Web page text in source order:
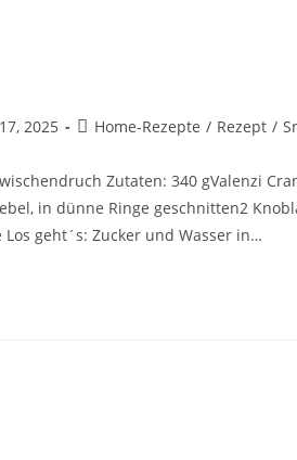
2025 Home-Rezepte / Rezept /
Zutaten: 340 gValenzi
in dünne Ringe geschnitten2
Los geht´s: Zucker und Wasser in…